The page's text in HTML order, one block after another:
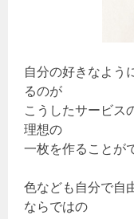
自分の好きなよう
るのが
こうしたサービス
理想の
一枚を作ることが
色なども自分で自
ならではの